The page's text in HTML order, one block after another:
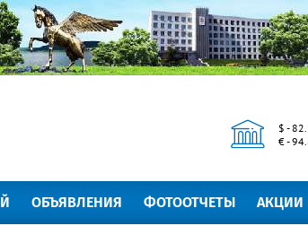
$ -
€ -
ОБЪЯВЛЕНИЯ ФОТООТЧЕТЫ АКЦИИ